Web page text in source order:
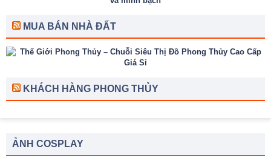
MUA BÁN NHÀ ĐẤT
KHÁCH HÀNG PHONG THỦY
ẢNH COSPLAY